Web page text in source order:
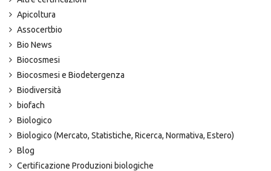
Apicoltura
Assocertbio
Bio News
Biocosmesi
Biocosmesi e Biodetergenza
Biodiversità
biofach
Biologico
Biologico (Mercato, Statistiche, Ricerca, Normativa, Estero)
Blog
Certificazione Produzioni biologiche